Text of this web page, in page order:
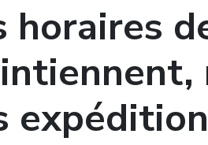
horaires